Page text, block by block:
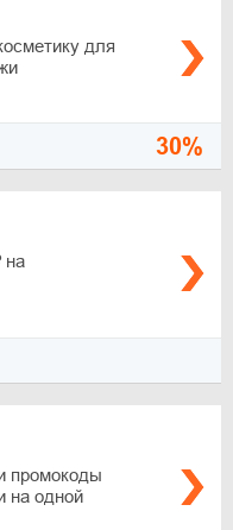
для
30%
на
промокоды
на одной